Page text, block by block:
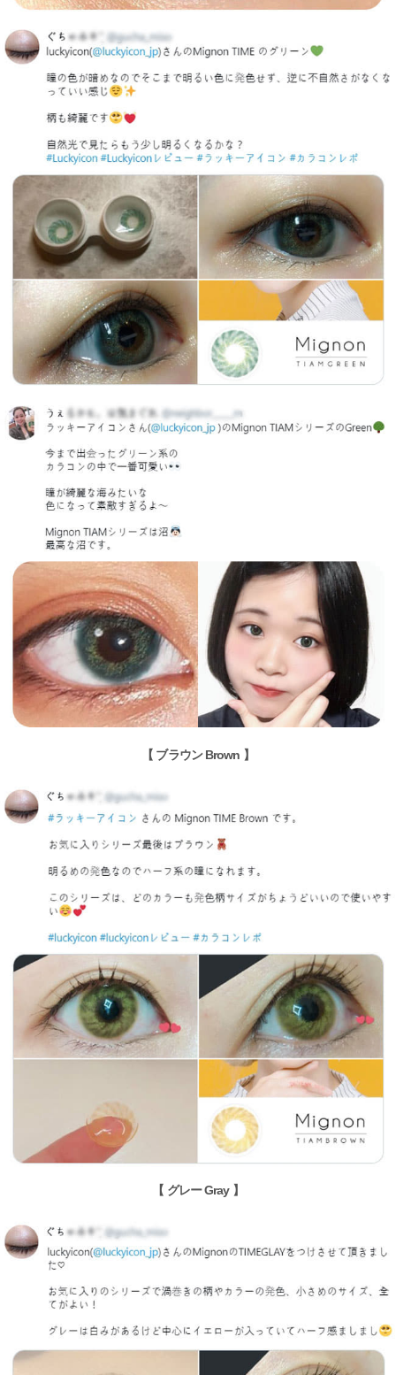
【 ブラウン Brown 】
【 グレー Gray 】